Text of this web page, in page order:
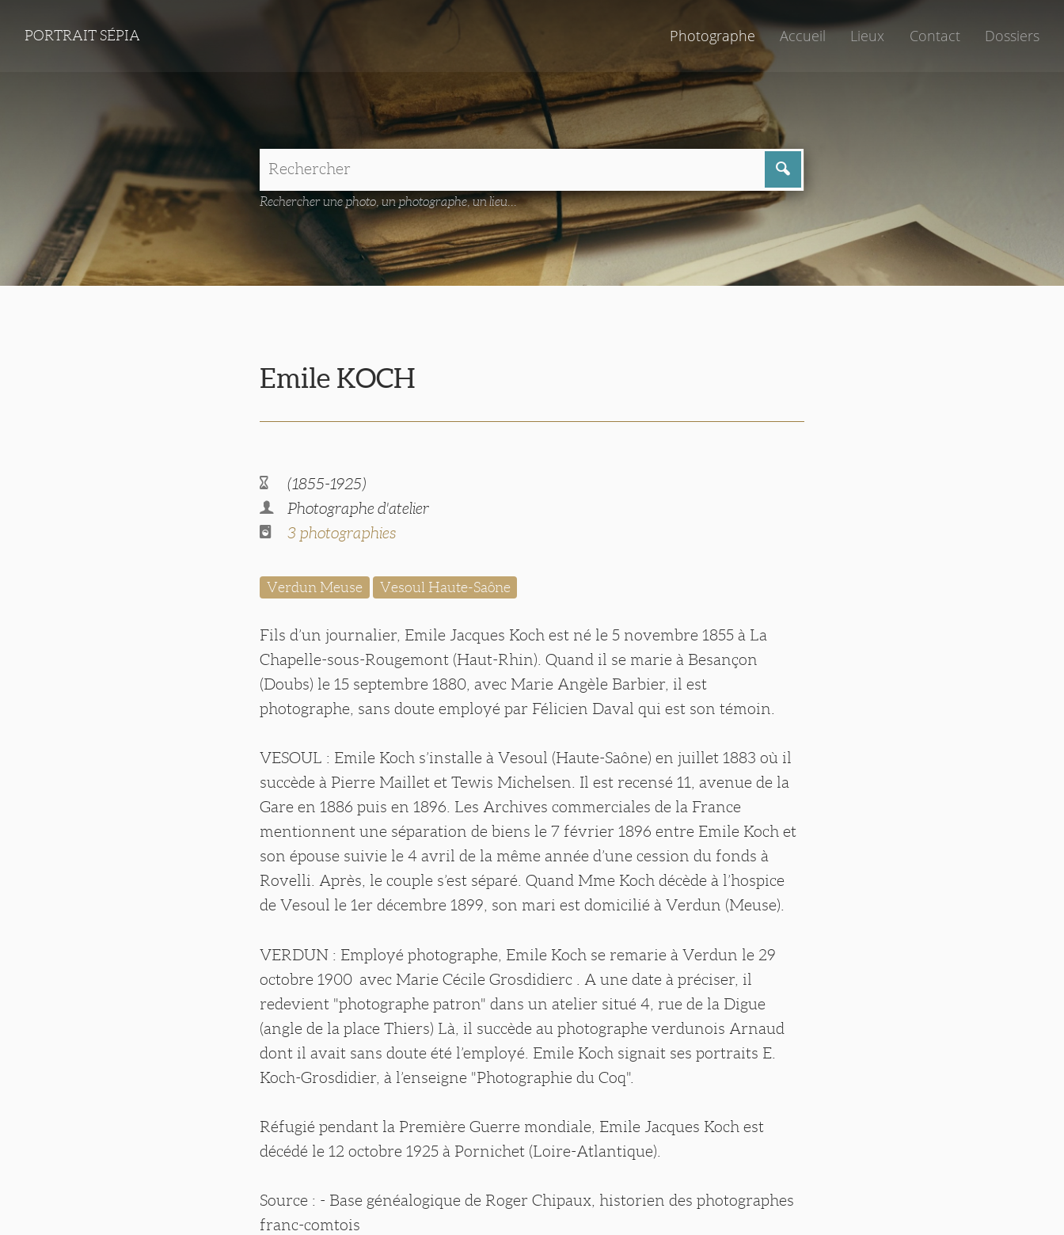
PORTRAIT SÉPIA Photographe Accueil Lieux Contact Dossiers
Rechercher une photo, un photographe, un lieu...
Emile KOCH
(1855-1925)
Photographe d'atelier
3 photographies
Verdun Meuse Vesoul Haute-Saône
Fils d’un journalier, Emile Jacques Koch est né le 5 novembre 1855 à La
Chapelle-sous-Rougemont (Haut-Rhin). Quand il se marie à Besançon
(Doubs) le 15 septembre 1880, avec Marie Angèle Barbier, il est
photographe, sans doute employé par Félicien Daval qui est son témoin.
VESOUL : Emile Koch s’installe à Vesoul (Haute-Saône) en juillet 1883 où il
succède à Pierre Maillet et Tewis Michelsen. Il est recensé 11, avenue de la
Gare en 1886 puis en 1896. Les Archives commerciales de la France
mentionnent une séparation de biens le 7 février 1896 entre Emile Koch et
son épouse suivie le 4 avril de la même année d’une cession du fonds à
Rovelli. Après, le couple s’est séparé. Quand Mme Koch décède à l’hospice
de Vesoul le 1er décembre 1899, son mari est domicilié à Verdun (Meuse).
VERDUN : Employé photographe, Emile Koch se remarie à Verdun le 29
octobre 1900 avec Marie Cécile Grosdidierc . A une date à préciser, il
redevient "photographe patron" dans un atelier situé 4, rue de la Digue
(angle de la place Thiers) Là, il succède au photographe verdunois Arnaud
dont il avait sans doute été l’employé. Emile Koch signait ses portraits E.
Koch-Grosdidier, à l’enseigne "Photographie du Coq".
Réfugié pendant la Première Guerre mondiale, Emile Jacques Koch est
décédé le 12 octobre 1925 à Pornichet (Loire-Atlantique).
Source : - Base généalogique de Roger Chipaux, historien des photographes
franc-comtois